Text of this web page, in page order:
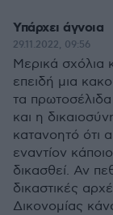
Υπάρχει άγνοια
29.11.2022, 09:56
Μερικά σχόλια
επειδή μια
τα
και η
κατανοητό ότι
εναντίον
δικασθεί. Αν
δικαστικές
Δικονομίας